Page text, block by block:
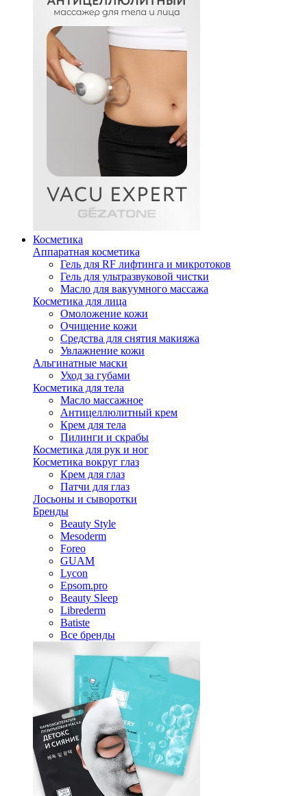
Косметика
Аппаратная косметика
Гель для RF лифтинга и микротоков
Гель для ультразвуковой чистки
Масло для вакуумного массажа
Косметика для лица
Омоложение кожи
Очищение кожи
Средства для снятия макияжа
Увлажнение кожи
Альгинатные маски
Уход за губами
Косметика для тела
Масло массажное
Антицеллюлитный крем
Крем для тела
Пилинги и скрабы
Косметика для рук и ног
Косметика вокруг глаз
Крем для глаз
Патчи для глаз
Лосьоны и сыворотки
Бренды
Beauty Style
Mesoderm
Foreo
GUAM
Lycon
Epsom.pro
Beauty Sleep
Librederm
Batiste
Все бренды